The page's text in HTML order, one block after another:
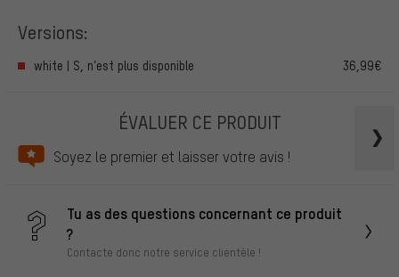
Versions:
white | S, n’est plus disponible 36,99€
ÉVALUER CE PRODUIT
Soyez le premier et laisser votre avis !
Tu as des questions concernant ce produit
?
Contacte donc notre service clientèle !